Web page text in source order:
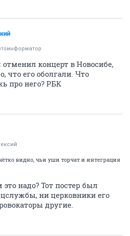
концерт в Новосибе,
что его оболгали. Что
про него? РБК
видно, чьи уши торчат и интеграция
надо? Тот постер был
ни церковники его
другие.